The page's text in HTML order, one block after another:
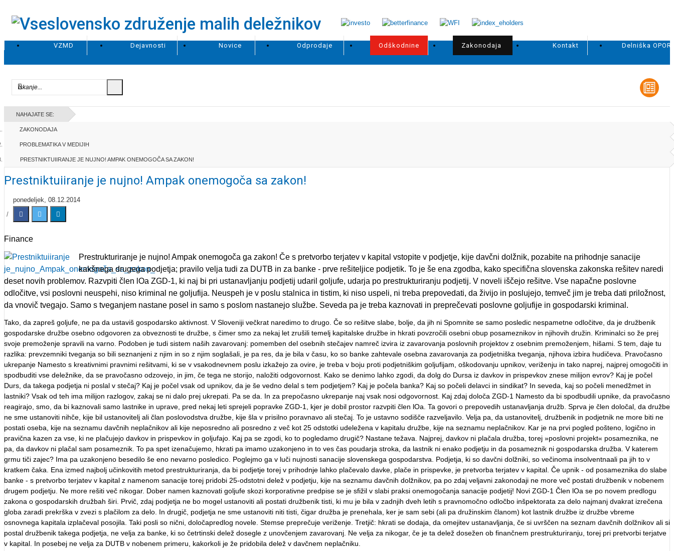
VZMD Dejavnosti Novice Odprodaje Odškodnine Zakonodaja Kontakt Delniška
NAHAJATE SE:
ZAKONODAJA
PROBLEMATIKA V MEDIJIH
PRESTNIKTUIIRANJE JE NUJNO! AMPAK ONEMOGOČA SA ZAKON!
Prestniktuiiranje je nujno! Ampak onemogoča sa zakon!
ponedeljek, 08.12.2014
Finance
Prestrukturiranje je nujno! Ampak onemogoča ga zakon! Če s pretvorbo terjatev v kapital vstopite v podjetje, kije davčni dolžnik, pozabite na prihodnje sanacije
kakšnega drugega podjetja; pravilo velja tudi za DUTB in za banke - prve rešiteljice podjetik. To je še ena zgodba, kako specifična slovenska zakonska rešitev naredi
deset novih problemov. Razvpiti člen lOa ZGD-1, ki naj bi pri ustanavljanju podjetij udaril goljufe, udarja po prestrukturiranju podjetij. V noveli iščejo rešitve. Vse napačne poslovne
odločitve, vsi poslovni neuspehi, niso kriminal ne goljufija. Neuspeh je v poslu stalnica in tistim, ki niso uspeli, ni treba prepovedati, da živijo in poslujejo, temveč jim je treba dati priložnost,
da vnovič tvegajo. Samo s tveganjem nastane posel in samo s poslom nastanejo službe. Seveda pa je treba kaznovati in preprečevati poslovne goljufije in gospodarski kriminal.
Tako, da zapreš goljufe, ne pa da ustaviš gospodarsko aktivnost. V Sloveniji večkrat naredimo to drugo. Če so rešitve slabe, bolje, da jih ni Spomnite se samo posledic nespametne odločitve, da je družbenik
gospodarske družbe osebno odgovoren za obveznosti te družbe, s čimer smo za nekaj let zrušili temelj kapitalske družbe in hkrati povzročili osebni obup posameznikov in njihovih družin. Kriminalci so že prej
svoje premoženje spravili na varno. Podoben je tudi sistem naših zavarovanj: pomemben del osebnih stečajev namreč izvira iz zavarovanja poslovnih projektov z osebnim premoženjem, hišami. S tem, daje tu
razlika: prevzemniki tveganja so bili seznanjeni z njim in so z njim soglašali, je pa res, da je bila v času, ko so banke zahtevale osebna zavarovanja za podjetniška tveganja, njihova izbira hudičeva. Pravočasno
ukrepanje Namesto s kreativnimi pravnimi rešitvami, ki se v vsakodnevnem poslu izkažejo za ovire, je treba v boju proti podjetniškim goljufijam, oškodovanju upnikov, veriženju in tako naprej, najprej omogočiti in
spodbuditi vse deležnike, da se pravočasno odzovejo, in jim, če tega ne storijo, naložiti odgovornost. Kako se denimo lahko zgodi, da dolg do Dursa iz davkov in prispevkov znese milijon evrov? Kaj je počel
Durs, da takega podjetja ni poslal v stečaj? Kaj je počel vsak od upnikov, da je še vedno delal s tem podjetjem? Kaj je počela banka? Kaj so počeli delavci in sindikat? In seveda, kaj so počeli menedžmet in
lastniki? Vsak od teh ima milijon razlogov, zakaj se ni dalo prej ukrepati. Pa se da. In za prepočasno ukrepanje naj vsak nosi odgovornost. Kaj zdaj določa ZGD-1 Namesto da bi spodbudili upnike, da pravočasno
reagirajo, smo, da bi kaznovali samo lastnike in uprave, pred nekaj leti sprejeli popravke ZGD-1, kjer je dobil prostor razvpiti člen lOa. Ta govori o prepovedih ustanavljanja družb. Sprva je člen določal, da družbe
ne sme ustanoviti nihče, kije bil ustanovitelj ali član poslovodstva družbe, kije šla v prisilno poravnavo ali stečaj. To je ustavno sodišče razveljavilo. Velja pa, da ustanovitelj, družbenik in podjetnik ne more biti ne
postati oseba, kije na seznamu davčnih neplačnikov ali kije neposredno ali posredno z več kot 25 odstotki udeležena v kapitalu družbe, kije na seznamu neplačnikov. Kar je na prvi pogled pošteno, logično in
pravična kazen za vse, ki ne plačujejo davkov in prispevkov in goljufajo. Kaj pa se zgodi, ko to pogledamo drugič? Nastane težava. Najprej, davkov ni plačala družba, torej »poslovni projekt« posameznika, ne
pa, da davkov ni plačal sam posameznik. To pa spet izenačujemo, hkrati pa imamo uzakonjeno in to ves čas poudarja stroka, da lastnik ni enako podjetju in da posameznik ni gospodarska družba. V katerem
grmu tiči zajec? Ima pa uzakonjeno besedilo še eno nevarno posledico. Poglejmo ga v luči nujnosti sanacije slovenskega gospodarstva. Podjetja, ki so davčni dolžniki, so večinoma insolventnaali pa jih to v
kratkem čaka. Ena izmed najbolj učinkovitih metod prestrukturiranja, da bi podjetje torej v prihodnje lahko plačevalo davke, plače in prispevke, je pretvorba terjatev v kapital. Če upnik - od posameznika do slabe
banke - s pretvorbo terjatev v kapital z namenom sanacije torej pridobi 25-odstotni delež v podjetju, kije na seznamu davčnih dolžnikov, pa po zdaj veljavni zakonodaji ne more več postati družbenik v nobenem
drugem podjetju. Ne more rešiti več nikogar. Dober namen kaznovati goljufe skozi korporativne predpise se je sfižil v slabi praksi onemogočanja sanacije podjetij! Novi ZGD-1 Člen lOa se po novem predlogu
zakona o gospodarskih družbah širi. Prvič, zdaj podjetja ne bo mogel ustanoviti ali postati družbenik tisti, ki mu je bila v zadnjih dveh letih s pravnomočno odločbo inšpektorata za delo najmanj dvakrat izrečena
globa zaradi prekrška v zvezi s plačilom za delo. In drugič, podjetja ne sme ustanoviti niti tisti, čigar družba je prenehala, ker je sam sebi (ali pa družinskim članom) kot lastnik družbe iz družbe vbreme
osnovnega kapitala izplačeval posojila. Taki posli so nični, določapredlog novele. Stemse preprečuje veriženje. Tretjič: hkrati se dodaja, da omejitev ustanavljanja, če si uvrščen na seznam davčnih dolžnikov ali si
postal družbenik takega podjetja, ne velja za banke, ki so četrtinski delež dosegle z unovčenjem zavarovanj. Ne velja za nikogar, če je ta delež dosežen ob finančnem prestrukturiranju, torej pri pretvorbi terjatve
v kapital. In posebej ne velja za DUTB v nobenem primeru, kakorkoli je že pridobila delež v davčnem neplačniku.